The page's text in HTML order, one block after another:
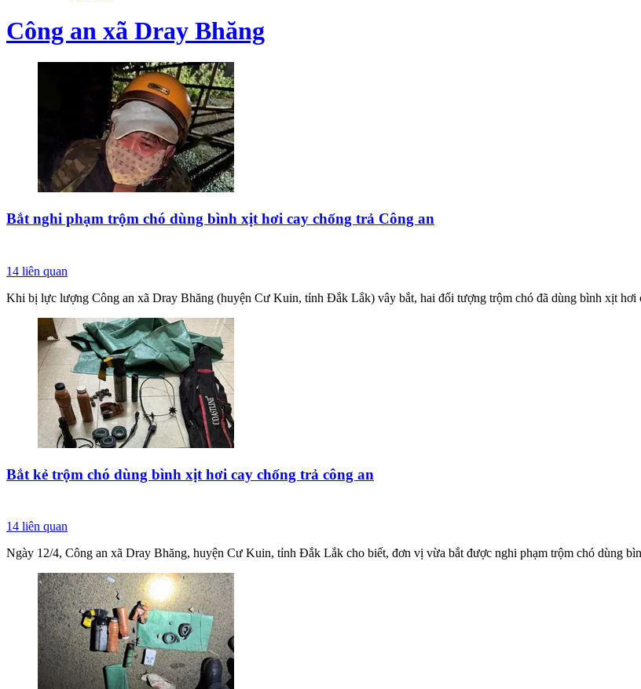
Công an xã Dray Bhăng
Bắt nghi phạm trộm chó dùng bình xịt hơi cay chống trả Công an
14 liên quan
Khi bị lực lượng Công an xã Dray Bhăng (huyện Cư Kuin, tỉnh Đắk Lắk) vây bắt, hai đối tượng trộm chó đã dùng bình xịt hơi
Bắt kẻ trộm chó dùng bình xịt hơi cay chống trả công an
14 liên quan
Ngày 12/4, Công an xã Dray Bhăng, huyện Cư Kuin, tỉnh Đắk Lắk cho biết, đơn vị vừa bắt được nghi phạm trộm chó dùng